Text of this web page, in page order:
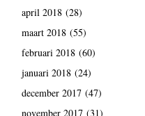
april 2018(28)
maart 2018(55)
februari 2018(60)
januari 2018(24)
december 2017(47)
november 2017(31)